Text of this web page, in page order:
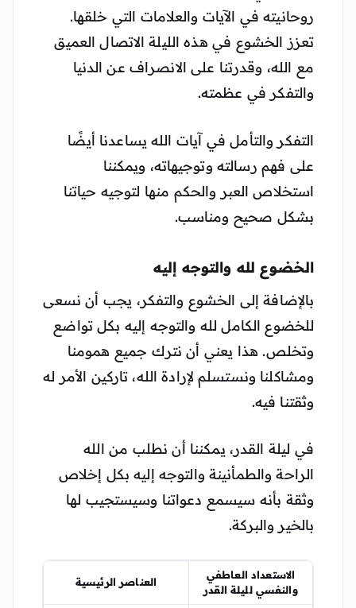
روحانيته في الآيات والعلامات التي خلقها.
تعزز الخشوع في هذه الليلة الاتصال العميق
مع الله، وقدرتنا على الانصراف عن الدنيا
والتفكر في عظمته.
التفكر والتأمل في آيات الله يساعدنا أيضًا
على فهم رسالته وتوجيهاته، ويمكننا
استخلاص العبر والحكم منها لتوجيه حياتنا
بشكل صحيح ومناسب.
الخضوع لله والتوجه إليه
بالإضافة إلى الخشوع والتفكر، يجب أن نسعى
للخضوع الكامل لله والتوجه إليه بكل تواضع
وتخلص. هذا يعني أن نترك جميع همومنا
ومشاكلنا ونستسلم لإرادة الله، تاركين الأمر له
وثقتنا فيه.
في ليلة القدر، يمكننا أن نطلب من الله
الراحة والطمأنينة والتوجه إليه بكل إخلاص
وثقة بأنه سيسمع دعواتنا وسيستجيب لها
بالخير والبركة.
الاستعداد العاطفي
والنفسي لليلة القدر
العناصر الرئيسية